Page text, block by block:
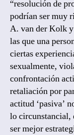
“resolución de
podrían ser muy
A. van der Kolk
las que una
ciertas
sexualmente,
confrontación
retaliación por
actitud ‘pasiva’
lo circunstancial,
ser mejor